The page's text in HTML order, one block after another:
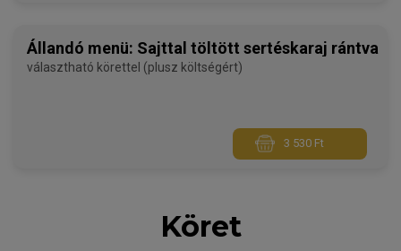
Állandó menü: Sajttal töltött sertéskaraj rántva
választható körettel (plusz költségért)
3 530 Ft
Köret